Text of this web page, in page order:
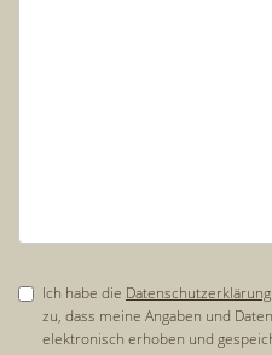
Ich habe die Datenschutzerklärung
zu, dass meine Angaben und
elektronisch erhoben und